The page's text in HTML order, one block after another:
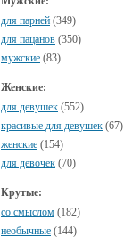
для парней (349)
для пацанов (350)
мужские (83)
Женские:
для девушек (552)
красивые для девушек (67)
женские (154)
для девочек (70)
Крутые:
cо смыслом (182)
необычные (144)